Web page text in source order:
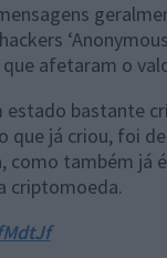
afetaram o
bastante
que já criou, foi
também já
criptomoeda.